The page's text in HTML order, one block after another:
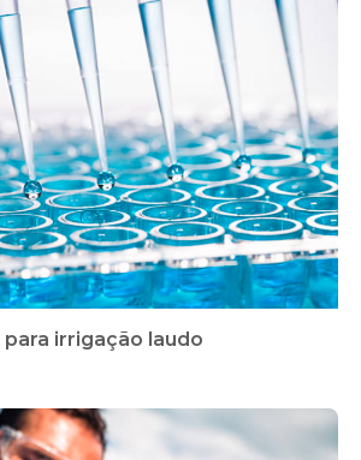
para irrigação laudo